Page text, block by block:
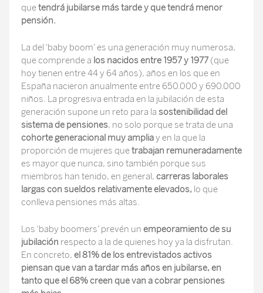
quetendrá jubilarse más tarde y que tendrá menor
pensión.
La del ‘baby boom’ es una generación muy numerosa,
que comprende a los nacidos entre 1957 y 1977 (que
hoy tienen entre 44 y 64 años), años en los que en
España nacieron anualmente entre 650.000 y 690.000
niños. La progresiva entrada en la jubilación de esta
generación supone un reto para la sostenibilidad del
sistema de pensiones, no solo porque se trata de una
cohorte generacional muy ampliay en la que la
proporción de mujeres quetrabajan remuneradamente
es mayor que nunca, sino también porque sus
miembros han tenido, en general, carreras laborales
largas con sueldos relativamente elevados, lo que
conlleva pensiones más altas.
Los ‘baby boomers’ prevén un empeoramiento de su
jubilación respecto a la de quienes hoy ya la disfrutan.
En concreto, el 81% de los entrevistados activos
piensan que van a tardar más años en jubilarse, en
tanto que el 68% creen que van a cobrar pensiones